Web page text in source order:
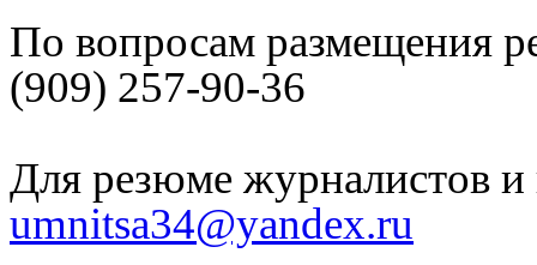
По вопросам размещения
(909) 257-90-36
Для резюме журналистов и
umnitsa34@yandex.ru